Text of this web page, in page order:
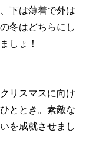
下は薄着で外は
冬はどちらにし
しょ！
リスマスに向け
ととき。素敵な
を成就させまし